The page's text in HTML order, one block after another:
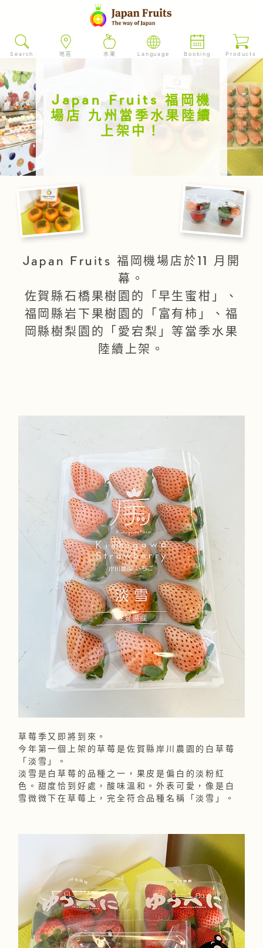
Search 地區 水果 Language Booking Products
Japan Fruits 福岡機
場店 九州當季水果陸續
上架中！
Japan Fruits 福岡機場店於11 月開
幕。
佐賀縣石橋果樹園的「早生蜜柑」、
福岡縣岩下果樹園的「富有柿」、福
岡縣樹梨園的「愛宕梨」等當季水果
陸續上架。
草莓季又即將到來。
今年第一個上架的草莓是佐賀縣岸川農園的白草莓
「淡雪」。
淡雪是白草莓的品種之一，果皮是偏白的淡粉紅
色。甜度恰到好處，酸味溫和。外表可愛，像是白
雪微微下在草莓上，完全符合品種名稱「淡雪」。